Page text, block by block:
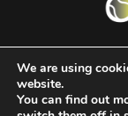
We are using
website.
You can find out